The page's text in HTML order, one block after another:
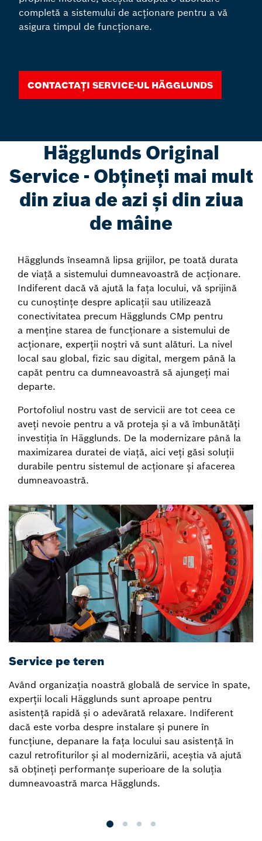
completă a sistemului de acționare pentru a vă
asigura timpul de funcționare.
Contactați service-ul Hägglunds
Hägglunds Original
Service - Obțineți mai mult
din ziua de azi și din ziua
de mâine
Hägglunds înseamnă lipsa grijilor, pe toată durata
de viață a sistemului dumneavoastră de acționare.
Indiferent dacă vă ajută la fața locului, vă sprijină
cu cunoștințe despre aplicații sau utilizează
conectivitatea precum Hägglunds CMp pentru
a menține starea de funcționare a sistemului de
acționare, experții noștri vă sunt alături. La nivel
local sau global, fizic sau digital, mergem până la
capăt pentru ca dumneavoastră să ajungeți mai
departe.
Portofoliul nostru vast de servicii are tot ceea ce
aveți nevoie pentru a vă proteja și a vă îmbunătăți
investiția în Hägglunds. De la modernizare până la
maximizarea duratei de viață, aici veți găsi soluții
durabile pentru sistemul de acționare și afacerea
dumneavoastră.
Service pe teren
Având organizația noastră globală de service în spate,
experții locali Hägglunds sunt aproape pentru
asistență rapidă și o adevărată relaxare. Indiferent
dacă este vorba despre instalare și punere în
funcțiune, depanare la fața locului sau asistență în
cazul retrofiturilor și al modernizării, aceștia vă ajută
să obțineți performanțe superioare de la soluția
dumneavoastră marca Hägglunds.